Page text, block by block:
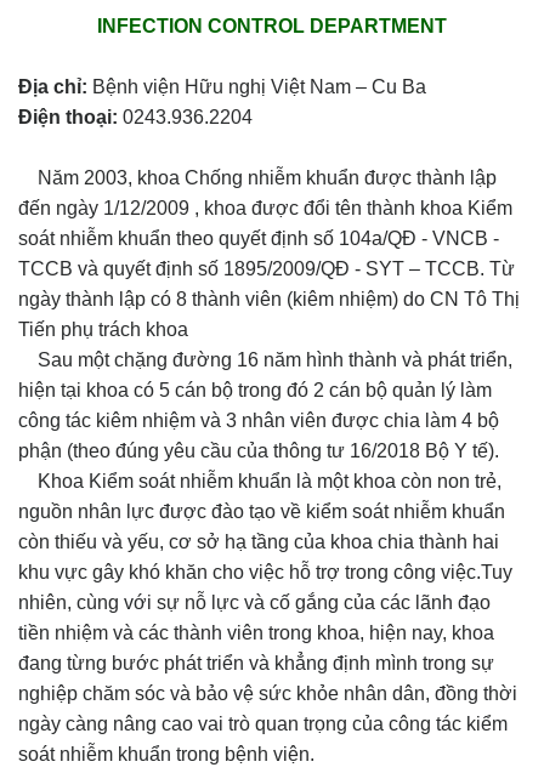
INFECTION CONTROL DEPARTMENT
Địa chỉ: Bệnh viện Hữu nghị Việt Nam – Cu Ba
Điện thoại: 0243.936.2204
Năm 2003, khoa Chống nhiễm khuẩn được thành lập
đến ngày 1/12/2009 , khoa được đổi tên thành khoa Kiểm
soát nhiễm khuẩn theo quyết định số 104a/QĐ - VNCB -
TCCB và quyết định số 1895/2009/QĐ - SYT – TCCB. Từ
ngày thành lập có 8 thành viên (kiêm nhiệm) do CN Tô Thị
Tiến phụ trách khoa
Sau một chặng đường 16 năm hình thành và phát triển,
hiện tại khoa có 5 cán bộ trong đó 2 cán bộ quản lý làm
công tác kiêm nhiệm và 3 nhân viên được chia làm 4 bộ
phận (theo đúng yêu cầu của thông tư 16/2018 Bộ Y tế).
Khoa Kiểm soát nhiễm khuẩn là một khoa còn non trẻ,
nguồn nhân lực được đào tạo về kiểm soát nhiễm khuẩn
còn thiếu và yếu, cơ sở hạ tầng của khoa chia thành hai
khu vực gây khó khăn cho việc hỗ trợ trong công việc.Tuy
nhiên, cùng với sự nỗ lực và cố gắng của các lãnh đạo
tiền nhiệm và các thành viên trong khoa, hiện nay, khoa
đang từng bước phát triển và khẳng định mình trong sự
nghiệp chăm sóc và bảo vệ sức khỏe nhân dân, đồng thời
ngày càng nâng cao vai trò quan trọng của công tác kiểm
soát nhiễm khuẩn trong bệnh viện.